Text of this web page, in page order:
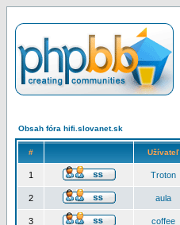
Obsah fóra hifi.slovanet.sk
# Užívateľ
1 Troton
2 aula
3 coffee